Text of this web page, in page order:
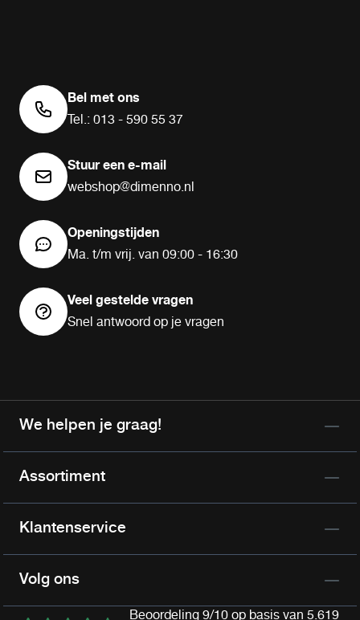
Bel met ons
Tel.: 013 - 590 55 37
Stuur een e-mail
webshop@dimenno.nl
Openingstijden
Ma. t/m vrij. van 09:00 - 16:30
Veel gestelde vragen
Snel antwoord op je vragen
We helpen je graag!
Assortiment
Klantenservice
Volg ons
Beoordeling 9/10 op basis van 5.619